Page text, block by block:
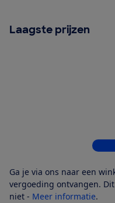
Laagste prijzen
Ga je via ons naar een
vergoeding ontvangen.
niet - Meer informatie.